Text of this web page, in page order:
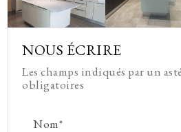
NOUS ÉCRIRE
Les champs indiqués par un
obligatoires
Nom*